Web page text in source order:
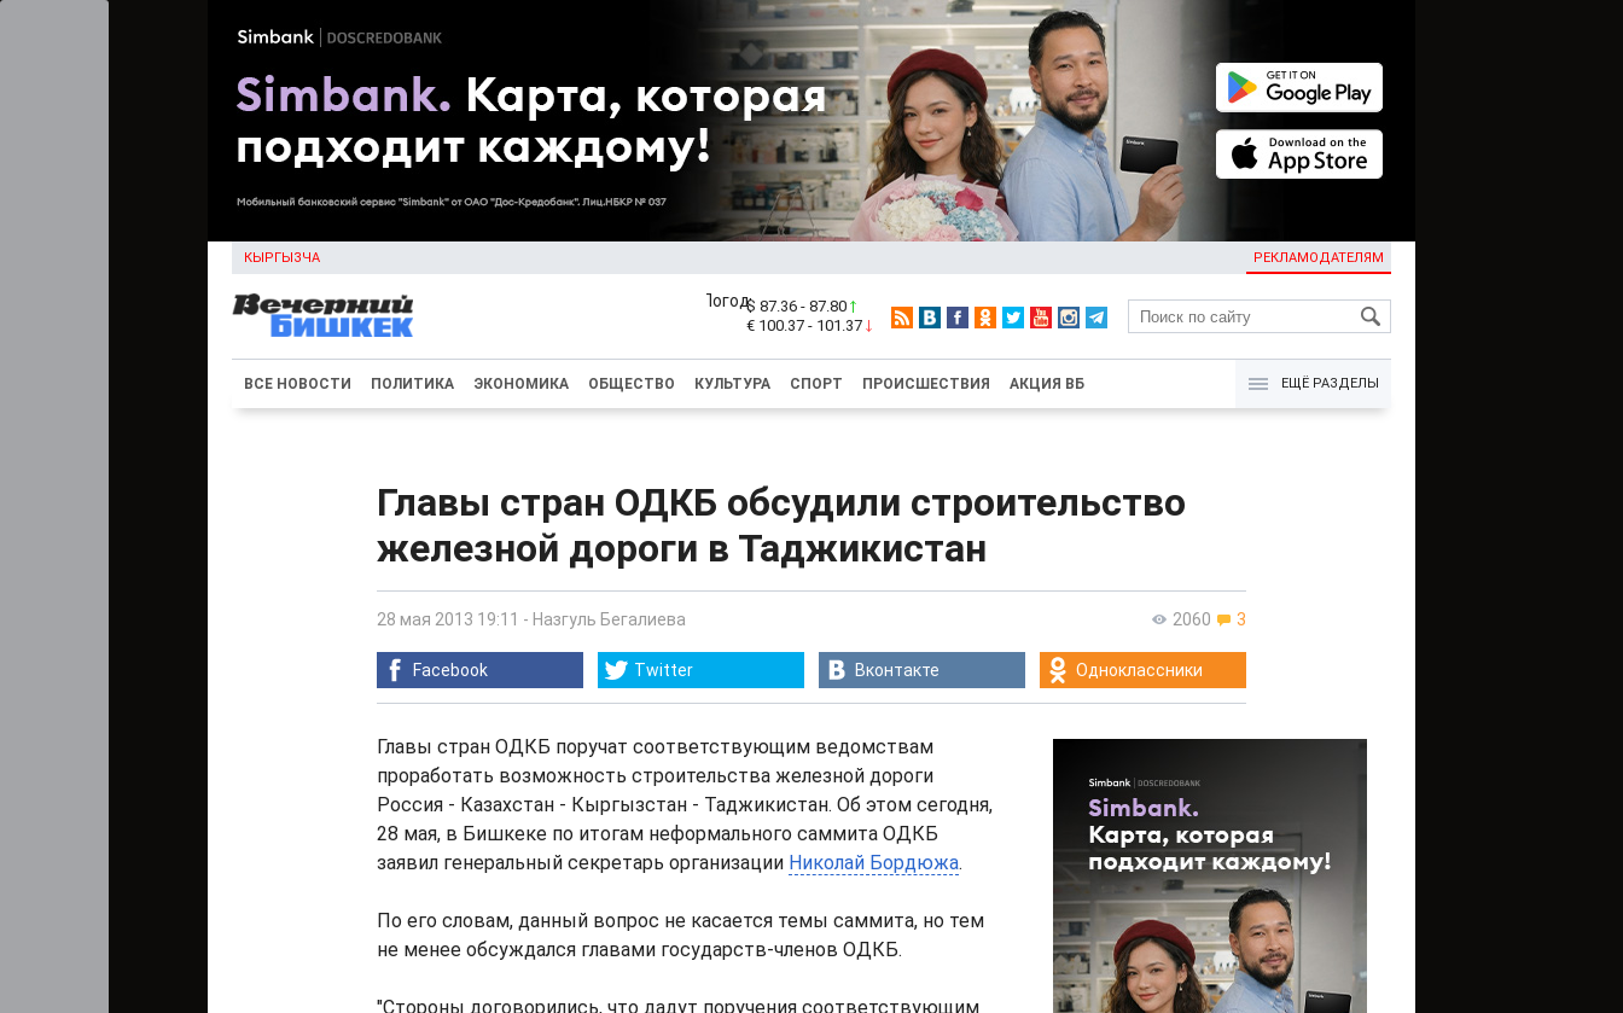
КЫРГЫЗЧА РЕКЛАМОДАТЕЛЯМ
KG
$ 87.36 - 87.80
€ 100.37 - 101.37
ВСЕ НОВОСТИ ПОЛИТИКА ЭКОНОМИКА ОБЩЕСТВО КУЛЬТУРА СПОРТ ПРОИСШЕСТВИЯ АКЦИЯ ВБ ЕЩЁ РАЗДЕЛЫ
Главы стран ОДКБ обсудили строительство
железной дороги в Таджикистан
2060 3
28 мая 2013 19:11 - Назгуль Бегалиева
Facebook Twitter Вконтакте Одноклассники
Главы стран ОДКБ поручат соответствующим ведомствам
проработать возможность строительства железной дороги
Россия - Казахстан - Кыргызстан - Таджикистан. Об этом сегодня,
28 мая, в Бишкеке по итогам неформального саммита ОДКБ
заявил генеральный секретарь организации Николай Бордюжа.
По его словам, данный вопрос не касается темы саммита, но тем
не менее обсуждался главами государств-членов ОДКБ.
"Стороны договорились, что дадут поручения соответствующим